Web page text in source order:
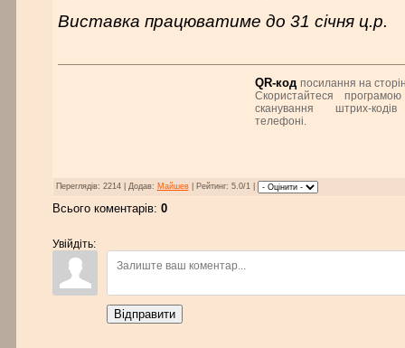
Виставка працюватиме до 31 січня ц.р.
QR-код посилання на
Скористайтеся
сканування штрих-
телефоні.
Переглядів: 2214 | Додав: Майшев| Рейтинг: 5.0/1 |
Всього коментарів: 0
Увійдіть:
Відправити